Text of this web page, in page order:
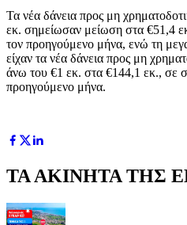
Τα νέα δάνεια προς μη
εκ. σημείωσαν μείωση στα €51,4
τον προηγούμενο μήνα, ενώ τη
είχαν τα νέα δάνεια προς μη
άνω του €1 εκ. στα €144,1 εκ., σε
προηγούμενο μήνα.
ΤΑ ΑΚΙΝΗΤΑ ΤΗΣ